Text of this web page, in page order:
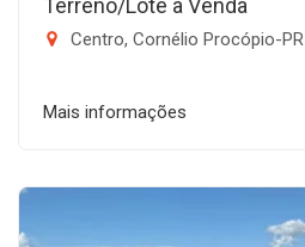
Terreno/Lote à Venda
Centro, Cornélio Procópio-PR
Mais informações